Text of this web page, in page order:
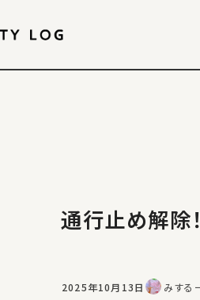
通行止め解除
2025年10月13日 みする